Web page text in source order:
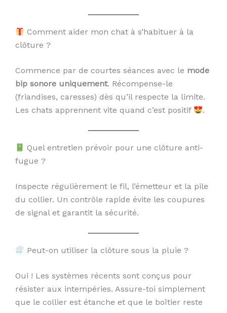
Comment aider mon chat à s’habituer à la
clôture ?
Commence par de courtes séances avec le mode
bip sonore uniquement. Récompense-le
(friandises, caresses) dès qu’il respecte la limite.
Les chats apprennent vite quand c’est positif
.
Quel entretien prévoir pour une clôture anti-
fugue ?
Inspecte régulièrement le fil, l’émetteur et la pile
du collier. Un contrôle rapide évite les coupures
de signal et garantit la sécurité.
Peut-on utiliser la clôture sous la pluie ?
Oui ! Les systèmes récents sont conçus pour
résister aux intempéries. Assure-toi simplement
que le collier est étanche et que le boîtier reste